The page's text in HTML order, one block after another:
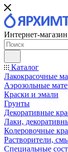
Интернет-магазин
Каталог
Лакокрасочные
Аэрозольные
Краски и эмали
Грунты
Декоративные
Лаки,
Колеровочные
Растворители,
Специальные